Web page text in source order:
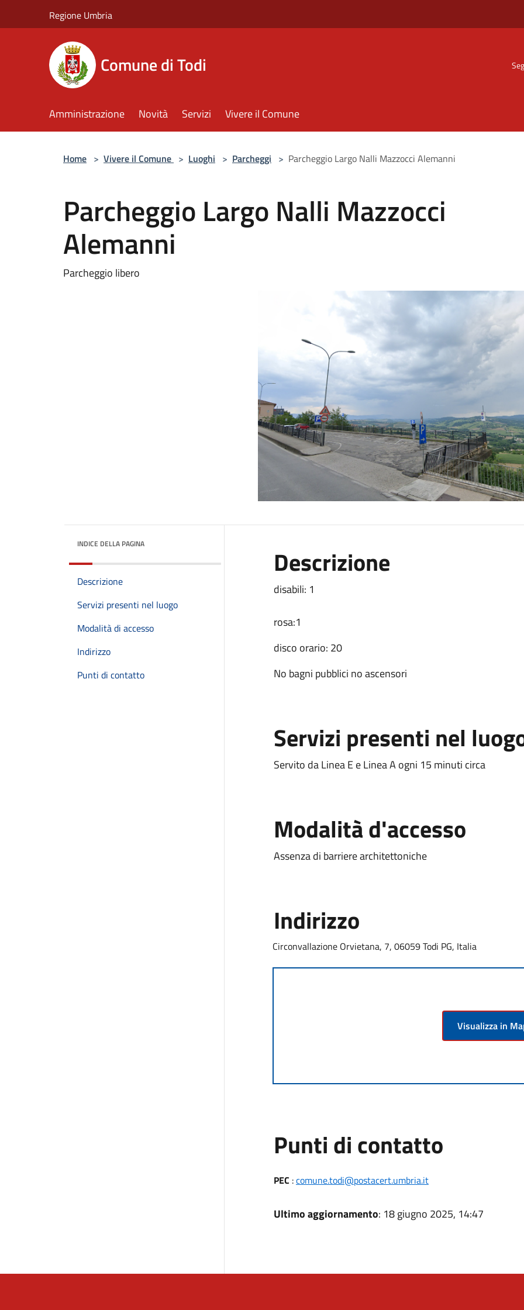
Regione Umbria
Comune di Todi
Amministrazione Novità Servizi Vivere il Comune
Home > Vivere il Comune > Luoghi > Parcheggi > Parcheggio Largo Nalli Mazzocci Alemanni
Parcheggio Largo Nalli Mazzocci
Alemanni
Parcheggio libero
INDICE DELLA PAGINA
Descrizione
Servizi presenti nel luogo
Modalità di accesso
Indirizzo
Punti di contatto
Descrizione
disabili: 1
rosa:1
disco orario: 20
No bagni pubblici no ascensori
Servizi presenti nel
Servito da Linea E e Linea A ogni 15 minuti circa
Modalità d'accesso
Assenza di barriere architettoniche
Indirizzo
Circonvallazione Orvietana, 7, 06059 Todi PG, Italia
Visualizza in
Punti di contatto
PEC :comune.todi@postacert.umbria.it
Ultimo aggiornamento: 18 giugno 2025, 14:47